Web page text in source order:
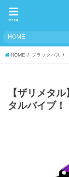
menu
HOME
HOME ブラックバス
【ザリメタ
タルバイブ！